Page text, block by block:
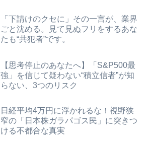
「下請けのクセに」その一言が、業界
ごと沈める。見て見ぬフリをするあな
たも“共犯者”です。
【思考停止のあなたへ】「S&P500最
強」を信じて疑わない“積立信者”が知
らない、3つのリスク
日経平均4万円に浮かれるな！視野狭
窄の「日本株ガラパゴス民」に突きつ
ける不都合な真実